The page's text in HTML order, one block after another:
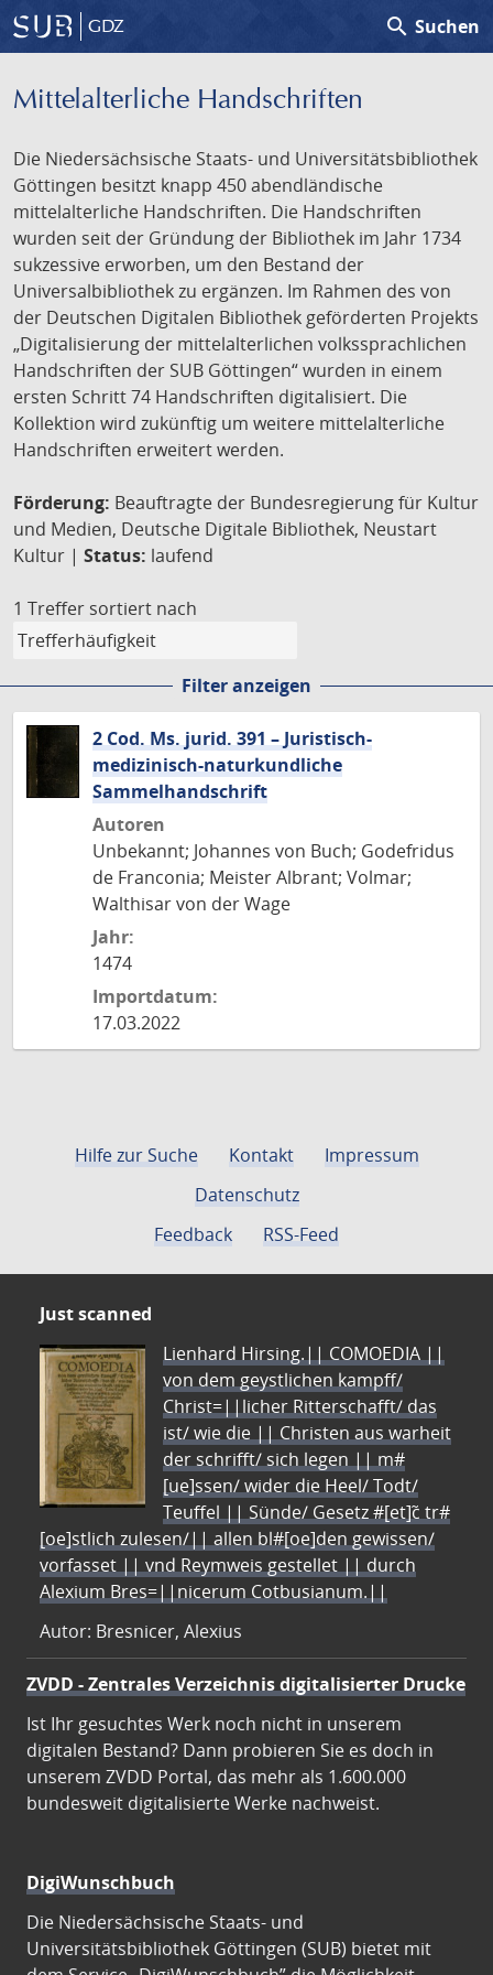
GDZ search Suchen
Mittelalterliche Handschriften
Die Niedersächsische Staats- und Universitätsbibliothek
Göttingen besitzt knapp 450 abendländische
mittelalterliche Handschriften. Die Handschriften
wurden seit der Gründung der Bibliothek im Jahr 1734
sukzessive erworben, um den Bestand der
Universalbibliothek zu ergänzen. Im Rahmen des von
der Deutschen Digitalen Bibliothek geförderten Projekts
„Digitalisierung der mittelalterlichen volkssprachlichen
Handschriften der SUB Göttingen“ wurden in einem
ersten Schritt 74 Handschriften digitalisiert. Die
Kollektion wird zukünftig um weitere mittelalterliche
Handschriften erweitert werden.
Förderung: Beauftragte der Bundesregierung für Kultur
und Medien, Deutsche Digitale Bibliothek, Neustart
Kultur | Status: laufend
1 Treffer sortiert nach
Filter anzeigen
2 Cod. Ms. jurid. 391 – Juristisch-
medizinisch-naturkundliche
Sammelhandschrift
Autoren
Unbekannt; Johannes von Buch; Godefridus
de Franconia; Meister Albrant; Volmar;
Walthisar von der Wage
Jahr:
1474
Importdatum:
17.03.2022
Hilfe zur Suche Kontakt
Impressum
Datenschutz
Feedback
RSS-Feed
Just scanned
Lienhard Hirsing.|| COMOEDIA ||
von dem geystlichen kampff/
Christ=||licher Ritterschafft/ das
ist/ wie die || Christen aus warheit
der schrifft/ sich legen || m#
[ue]ssen/ wider die Heel/ Todt/
Teuffel || Sünde/ Gesetz #[et]c̃ tr#
[oe]stlich zulesen/|| allen bl#[oe]den gewissen/
vorfasset || vnd Reymweis gestellet || durch
Alexium Bres=||nicerum Cotbusianum.||
Autor: Bresnicer, Alexius
ZVDD - Zentrales Verzeichnis digitalisierter Drucke
Ist Ihr gesuchtes Werk noch nicht in unserem
digitalen Bestand? Dann probieren Sie es doch in
unserem ZVDD Portal, das mehr als 1.600.000
bundesweit digitalisierte Werke nachweist.
DigiWunschbuch
Die Niedersächsische Staats- und
Universitätsbibliothek Göttingen (SUB) bietet mit